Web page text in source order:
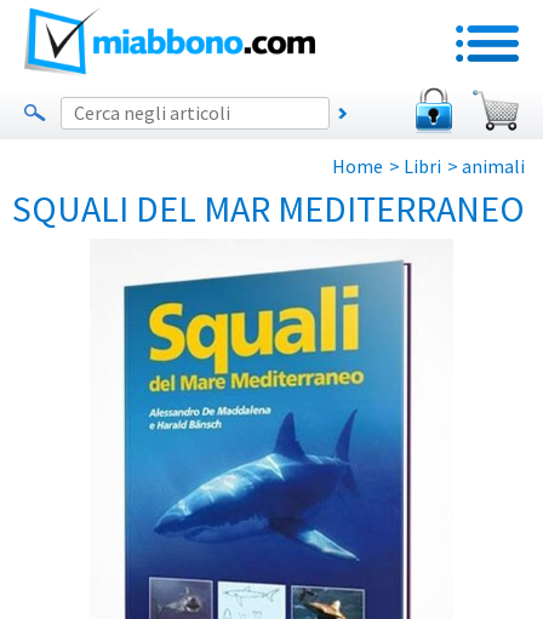
Home > Libri > animali
SQUALI DEL MAR MEDITERRANEO